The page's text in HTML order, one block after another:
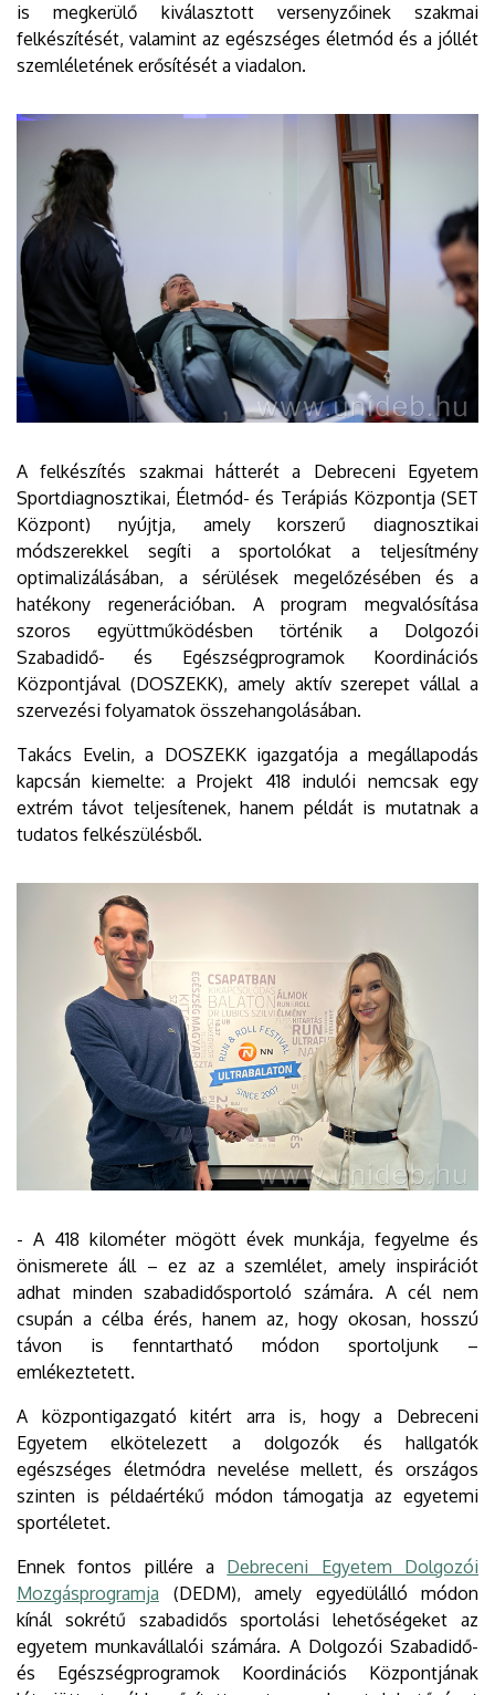
is megkerülő kiválasztott versenyzőinek szakmai
felkészítését, valamint az egészséges életmód és a jóllét
szemléletének erősítését a viadalon.
A felkészítés szakmai hátterét a Debreceni Egyetem
Sportdiagnosztikai, Életmód- és Terápiás Központja (SET
Központ) nyújtja, amely korszerű diagnosztikai
módszerekkel segíti a sportolókat a teljesítmény
optimalizálásában, a sérülések megelőzésében és a
hatékony regenerációban. A program megvalósítása
szoros együttműködésben történik a Dolgozói
Szabadidő- és Egészségprogramok Koordinációs
Központjával (DOSZEKK), amely aktív szerepet vállal a
szervezési folyamatok összehangolásában.
Takács Evelin, a DOSZEKK igazgatója a megállapodás
kapcsán kiemelte: a Projekt 418 indulói nemcsak egy
extrém távot teljesítenek, hanem példát is mutatnak a
tudatos felkészülésből.
- A 418 kilométer mögött évek munkája, fegyelme és
önismerete áll – ez az a szemlélet, amely inspirációt
adhat minden szabadidősportoló számára. A cél nem
csupán a célba érés, hanem az, hogy okosan, hosszú
távon is fenntartható módon sportoljunk –
emlékeztetett.
A központigazgató kitért arra is, hogy a Debreceni
Egyetem elkötelezett a dolgozók és hallgatók
egészséges életmódra nevelése mellett, és országos
szinten is példaértékű módon támogatja az egyetemi
sportéletet.
Ennek fontos pillére a Debreceni Egyetem Dolgozói
Mozgásprogramja (DEDM), amely egyedülálló módon
kínál sokrétű szabadidős sportolási lehetőségeket az
egyetem munkavállalói számára. A Dolgozói Szabadidő-
és Egészségprogramok Koordinációs Központjának